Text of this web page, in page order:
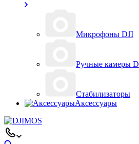
Микрофоны DJI
Ручные камеры
Стабилизаторы
Аксессуары